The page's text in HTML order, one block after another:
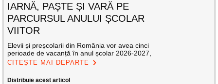
IARNĂ, PAȘTE ȘI VARĂ PE
PARCURSUL ANULUI ȘCOLAR
VIITOR
Elevii și preșcolarii din România vor avea cinci
perioade de vacanță în anul școlar 2026-2027,
CITEȘTE MAI DEPARTE
Distribuie acest articol